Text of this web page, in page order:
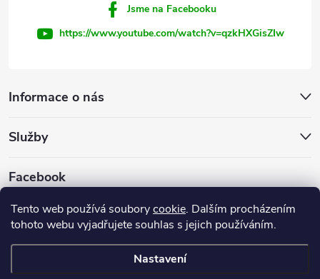
Tento web používá souborycookie. Dalším procházením
tohoto webu vyjadřujete souhlas s jejich používáním.
Nastavení
u
Informace o nás
Služby
Facebook
Jsme na Facebooku
https://www.youtube.com/watch?v=qzkHXGisZIw